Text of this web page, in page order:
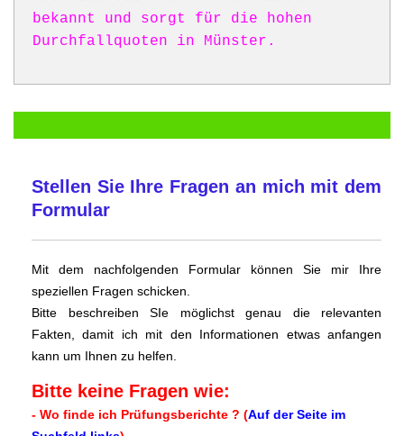
bekannt und sorgt für die hohen
Durchfallquoten in Münster.
Stellen Sie Ihre Fragen an mich mit dem
Formular
Mit dem nachfolgenden Formular können Sie mir Ihre
speziellen Fragen schicken.
Bitte beschreiben SIe möglichst genau die relevanten
Fakten, damit ich mit den Informationen etwas anfangen
kann um Ihnen zu helfen.
Bitte keine Fragen wie:
- Wo finde ich Prüfungsberichte ? (Auf der Seite im